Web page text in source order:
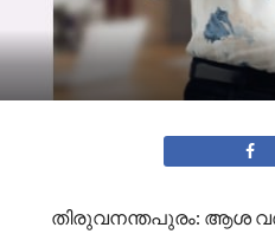
തിരുവനന്തപുരം: ആശ